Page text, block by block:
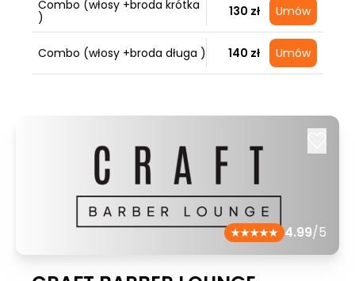
Combo (włosy +broda krótka
)
130 zł Umów
Combo (włosy +broda długa ) 140 zł Umów
4.99/5